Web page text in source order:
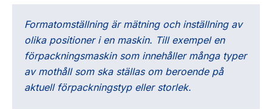
support
Offertförfrågan
Displayer
Givare
Formatomställning är mätning och inställning av
olika positioner i en maskin. Till exempel en
förpackningsmaskin som innehåller många typer
av mothåll som ska ställas om beroende på
aktuell förpackningstyp eller storlek.